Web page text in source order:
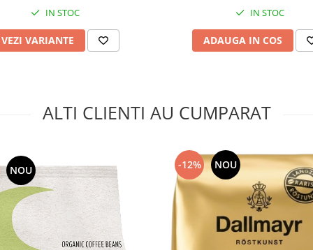
cu intensitate
axat pe nuci si
IN STOC
VEZI VARIANTE
IN STOC
ADAUGA IN COS
ALTI CLIENTI AU CUMPARAT
NOU -12% NOU